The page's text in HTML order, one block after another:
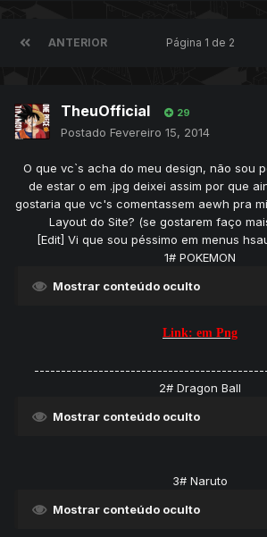
ANTERIOR Página 1 de 2
TheuOfficial 29
Postado Fevereiro 15, 2014
O que vc`s acha do meu design, não sou
de estar o em .jpg deixei assim por que
gostaria que vc's comentassem aewh pra
Layout do Site? (se gostarem faço
[Edit] Vi que sou péssimo em menus
1# POKEMON
Mostrar conteúdo oculto
Link: em Png
2# Dragon Ball
Mostrar conteúdo oculto
3# Naruto
Mostrar conteúdo oculto